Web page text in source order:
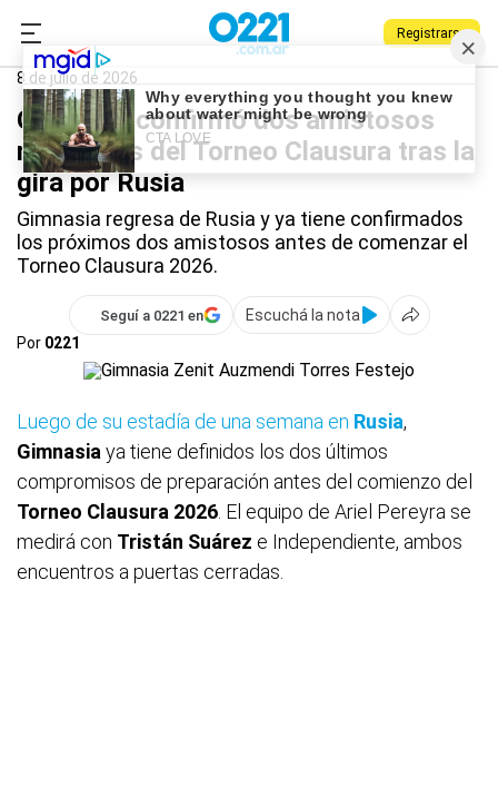
Registrarse
0221.com.ar Deportes
8 de julio de 2026
Gimnasia confirmó dos amistosos
más antes del Torneo Clausura tras la
gira por Rusia
Gimnasia regresa de Rusia y ya tiene confirmados
los próximos dos amistosos antes de comenzar el
Torneo Clausura 2026.
Seguí a 0221 en
Escuchá la nota
Por 0221
Luego de su estadía de una semana en Rusia,
Gimnasia ya tiene definidos los dos últimos
compromisos de preparación antes del comienzo del
Torneo Clausura 2026 . El equipo de Ariel Pereyra se
medirá con Tristán Suárez e Independiente, ambos
encuentros a puertas cerradas.